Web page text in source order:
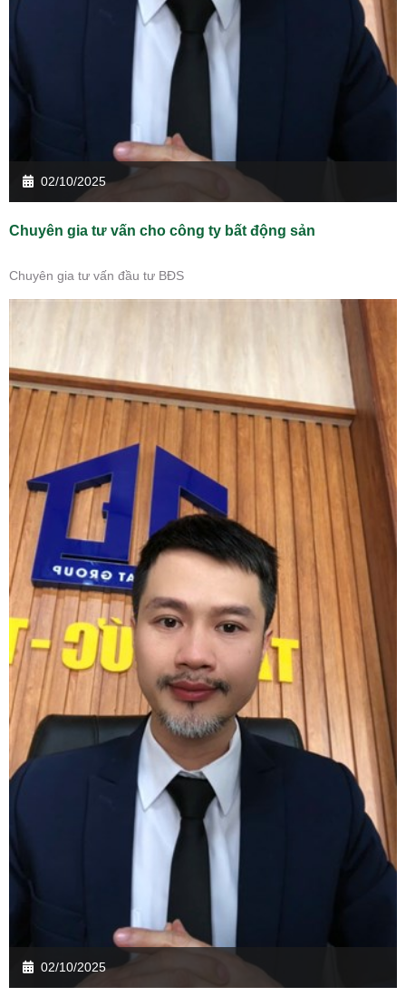
02/10/2025
Chuyên gia tư vấn cho công ty bất động sản
Chuyên gia tư vấn đầu tư BĐS
02/10/2025